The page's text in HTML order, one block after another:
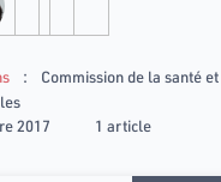
:
Commission de la santé
2017
1 article